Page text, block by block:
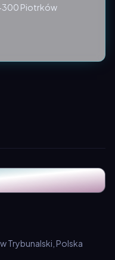
300 Piotrków
Trybunalski, Polska